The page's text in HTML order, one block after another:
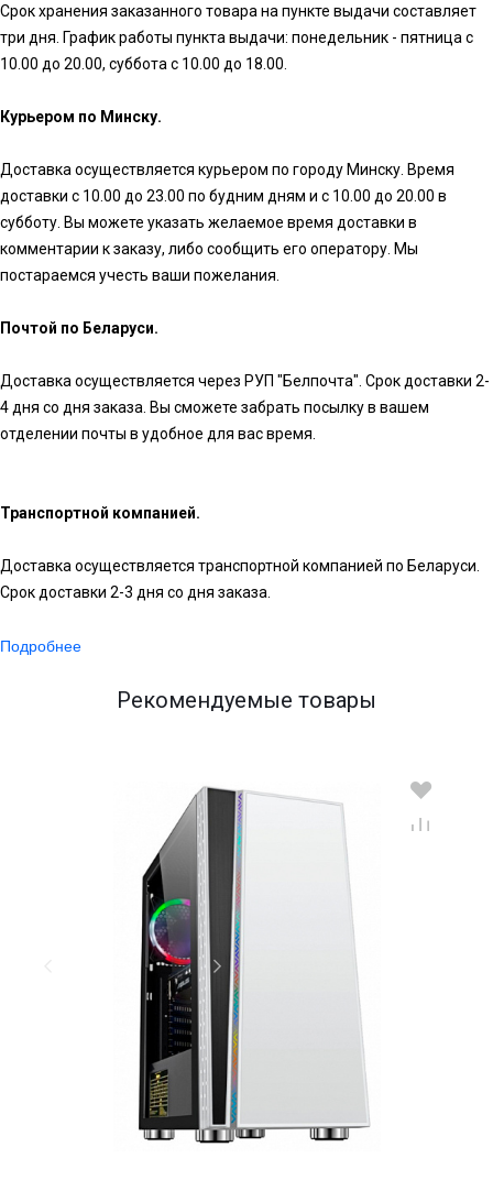
Срок хранения заказанного товара на пункте выдачи составляет
три дня. График работы пункта выдачи: понедельник - пятница с
10.00 до 20.00, суббота с 10.00 до 18.00.
Курьером по Минску.
Доставка осуществляется курьером по городу Минску. Время
доставки с 10.00 до 23.00 по будним дням и с 10.00 до 20.00 в
субботу. Вы можете указать желаемое время доставки в
комментарии к заказу, либо сообщить его оператору. Мы
постараемся учесть ваши пожелания.
Почтой по Беларуси.
Доставка осуществляется через РУП "Белпочта". Срок доставки 2-
4 дня со дня заказа. Вы сможете забрать посылку в вашем
отделении почты в удобное для вас время.
Транспортной компанией.
Доставка осуществляется транспортной компанией по Беларуси.
Срок доставки 2-3 дня со дня заказа.
Подробнее
Рекомендуемые товары